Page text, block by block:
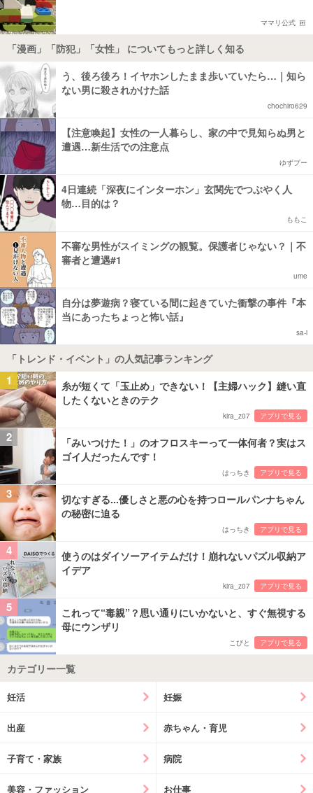
ママリ公式
「漫画」「防犯」「女性」 についてもっと詳しく知る
う、後ろ後ろ！イヤホンしたまま歩いていたら…｜知ら
ない男に殺されかけた話
chochiro629
【注意喚起】女性の一人暮らし、家の中で見知らぬ男と
遭遇…新生活での注意点
ゆずプー
4日連続「深夜にインターホン」玄関先でつぶやく人
物…目的は？
ももこ
不審な男性がスイミングの観覧。保護者じゃない？｜不
審者と遭遇#1
ume
自分は夢遊病？寝ている間に起きていた衝撃の事件『本
当にあったちょっと怖い話』
sa-i
「トレンド・イベント」の人気記事ランキング
1
糸が短くて「玉止め」できない！【主婦ハック】縫い直
したくないときのテク
kira_z07 アプリで見る
2
「みいつけた！」のオフロスキーって一体何者？実はス
ゴイ人だったんです！
はっちき アプリで見る
3
切なすぎる...優しさと悪の心を持つロールパンナちゃん
の秘密に迫る
はっちき アプリで見る
4
使うのはダイソーアイテムだけ！崩れないパズル収納ア
イデア
kira_z07 アプリで見る
5
これって“毒親”？思い通りにいかないと、すぐ無視する
母にウンザリ
こびと アプリで見る
カテゴリー一覧
妊活 妊娠
出産 赤ちゃん・育児
子育て・家族 病院
美容・ファッション お仕事